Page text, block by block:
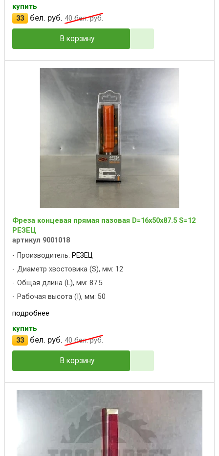
купить
33
бел. руб. 40бел. руб.
В корзину
Фреза концевая прямая пазовая D=16x50x87.5 S=12
РЕЗЕЦ
артикул 9001018
Производитель: РЕЗЕЦ
Диаметр хвостовика (S), мм: 12
Общая длина (L), мм: 87.5
Рабочая высота (I), мм: 50
подробнее
купить
33
бел. руб. 40бел. руб.
В корзину